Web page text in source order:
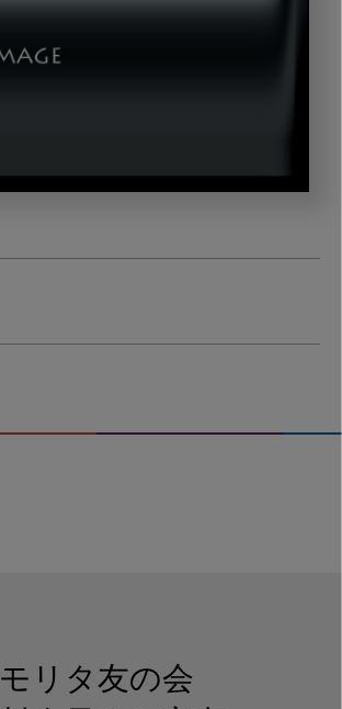
モリタ友の会